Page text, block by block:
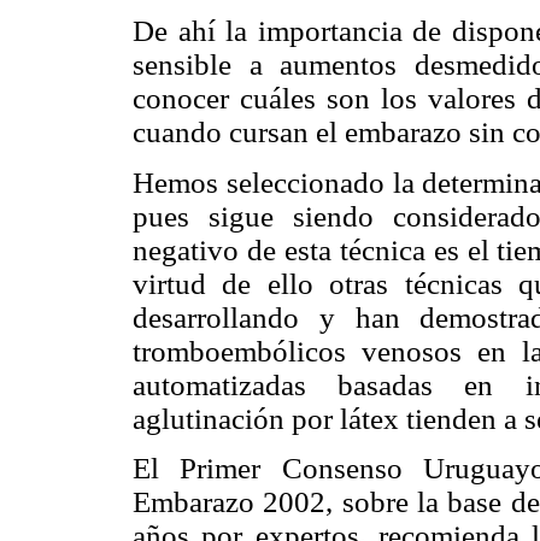
De ahí la importancia de
sensible a aumentos
conocer cuáles son los valores
cuando cursan el embarazo sin
Hemos seleccionado la
pues sigue siendo
negativo de esta técnica es el
virtud de ello otras técnicas
desarrollando y han
tromboembólicos venosos en
automatizadas basadas en
aglutinación por látex tienden a
El Primer Consenso
Embarazo 2002, sobre la base